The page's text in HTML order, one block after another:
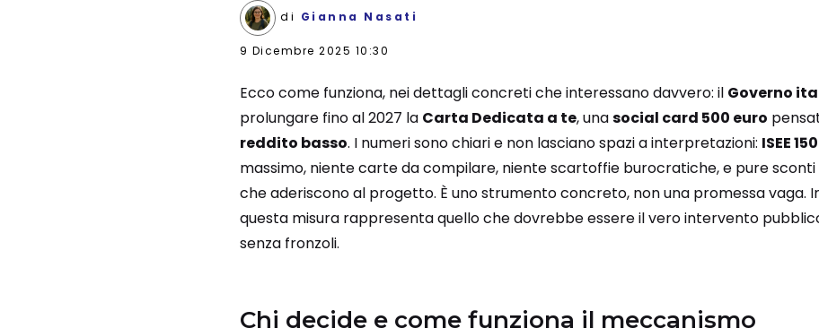
di Gianna Nasati
9 Dicembre 2025 10:30
Ecco come funziona, nei dettagli concreti che interessano davvero: il Governo
prolungare fino al 2027 la Carta Dedicata a te, unasocial card 500 euro
reddito basso. I numeri sono chiari e non lasciano spazi a interpretazioni: ISEE
massimo, niente carte da compilare, niente scartoffie burocratiche, e pure sconti
che aderiscono al progetto. È uno strumento concreto, non una promessa vaga.
questa misura rappresenta quello che dovrebbe essere il vero intervento
senza fronzoli.
Chi decide e come funziona il meccanismo